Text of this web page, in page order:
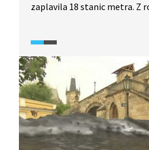
zaplavila 18 stanic metra. Z
zasáhla do provozu metra v
škody tam napáchala, jak se
a jaká opatření byla přijata